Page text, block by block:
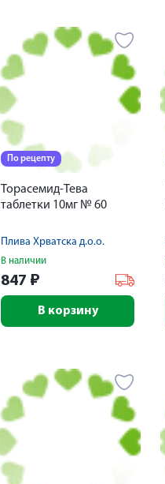
По рецепту
Торасемид-Тева
таблетки 10мг № 60
Плива Хрватска д.о.о.
В наличии
847 ₽
В корзину